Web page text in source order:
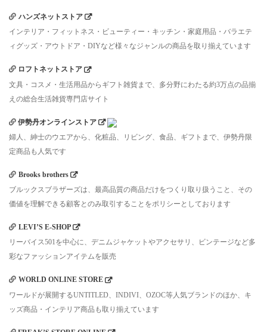
ハンズネットストア
インテリア・フィットネス・ビューティー・キッチン・家庭用品・バラエテ
ィグッズ・アウトドア・DIYなど様々なジャンルの商品を取り揃えています
ロフトネットストア
文具・コスメ・生活用品からギフト雑貨まで、多分野にわたる約3万点の品揃
えの総合生活雑貨専門店サイト
伊勢丹オンラインストア
婦人、紳士のウエアから、化粧品、リビング、食品、ギフトまで、伊勢丹限
定商品も人気です
Brooks brothers
ブルックスブラザーズは、最高品質の商品だけをつくり取り扱うこと、その
価値を理解できる顧客とのみ取引することをポリシーとしております
LEVI’S E-SHOP
リーバイス501を中心に、デニムジャケットやアクセサリ、ビンテージなど多
彩なファッションアイテムを販売
WORLD ONLINE STORE
ワールドが展開するUNTITLED、INDIVI、OZOC等人気ブランドのほか、キ
ッズ商品・インテリア商品も取り揃えています